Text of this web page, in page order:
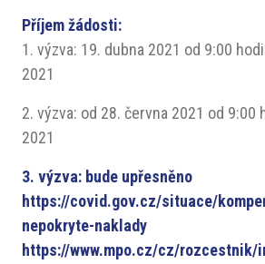
Příjem žádosti:
1. výzva: 19. dubna 2021 od 9:00
2021
2. výzva: od 28. června 2021 od 9:00
2021
3. výzva: bude upřesněno
https://covid.gov.cz/situace/
nepokryte-naklady
https://www.mpo.cz/cz/rozcestnik/